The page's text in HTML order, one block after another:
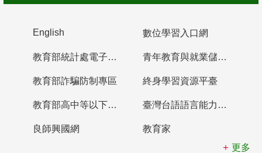
English 數位學習入口網
教育部統計處電子書櫃 青年教育與就業儲蓄帳戶
教育部詐騙防制專區 終身學習資源平臺
教育部高中等以下學校及幼兒園教師資格檢定考試 臺灣台語語言能力認證網站
良師興國網
教育家
更多